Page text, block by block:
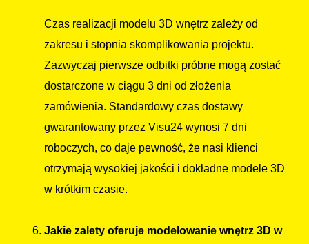
Czas realizacji modelu 3D wnętrz zależy od
zakresu i stopnia skomplikowania projektu.
Zazwyczaj pierwsze odbitki próbne mogą zostać
dostarczone w ciągu 3 dni od złożenia
zamówienia. Standardowy czas dostawy
gwarantowany przez Visu24 wynosi 7 dni
roboczych, co daje pewność, że nasi klienci
otrzymają wysokiej jakości i dokładne modele 3D
w krótkim czasie.
Jakie zalety oferuje modelowanie wnętrz 3D w